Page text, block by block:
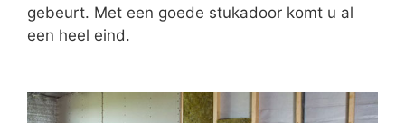
gebeurt. Met een goede stukadoor komt u al
een heel eind.